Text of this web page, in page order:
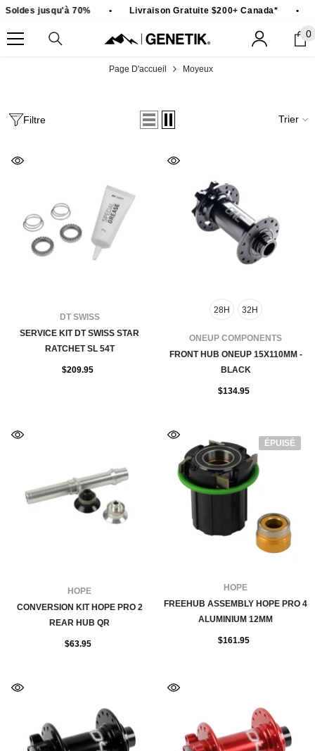
PASSER AU CONTENU
jusqu'à 70% Livraison Gratuite $200+ Canada*
0
0
Page D'accueil Moyeux
Filtre Trier
FOURNISSEUR:DT SWISS
SERVICE KIT DT SWISS STAR
RATCHET SL 54T
$209.95
28H 32H
FOURNISSEUR:
ONEUP COMPONENTS
FRONT HUB ONEUP 15X110MM -
BLACK
$134.95
FOURNISSEUR:HOPE
CONVERSION KIT HOPE PRO 2
REAR HUB QR
$63.95
ÉPUISÉ
FOURNISSEUR:HOPE
FREEHUB ASSEMBLY HOPE PRO 4
ALUMINIUM 12MM
$161.95